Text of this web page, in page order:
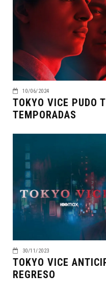
10/06/2024
TOKYO VICE PUDO
TEMPORADAS
30/11/2023
TOKYO VICE
REGRESO